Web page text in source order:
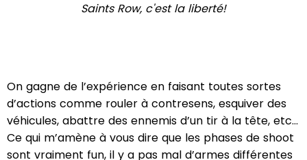
Saints Row, c'est la liberté!
On gagne de l’expérience en faisant toutes sortes
d’actions comme rouler à contresens, esquiver des
véhicules, abattre des ennemis d’un tir à la tête, etc…
Ce qui m’amène à vous dire que les phases de shoot
sont vraiment fun, il y a pas mal d’armes différentes